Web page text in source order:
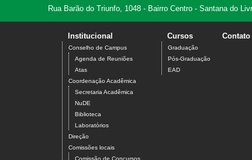
Rua Barão do Triunfo, 1048 - Bairro Centro - Santana do
Institucional
Conselho de Campus
Agenda de Reuniões
Atas
Coordenação Acadêmica
Secretaria Acadêmica
NuDE
Biblioteca
Laboratórios
Direção
Comissões locais
Comissão de Concursos
Cursos
Graduação
Pós-Graduação
EAD
Contato